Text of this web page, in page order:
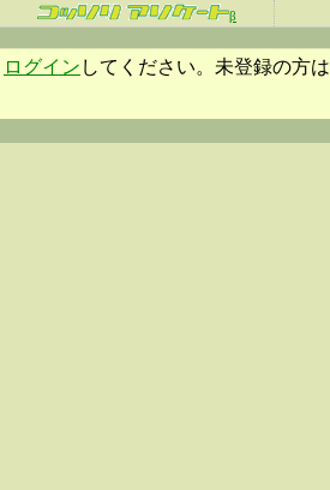
β
ログイン してください。未登録の方は